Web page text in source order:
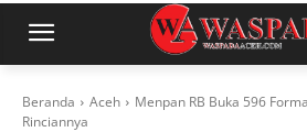
Beranda Aceh
Menpan RB Buka 596
Rinciannya